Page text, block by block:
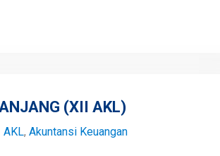
(XII AKL)
AKL, Akuntansi Keuangan